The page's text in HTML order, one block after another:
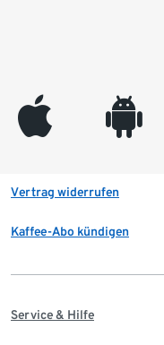
appleinc android
Vertrag widerrufen
Kaffee-Abo kündigen
Service & Hilfe